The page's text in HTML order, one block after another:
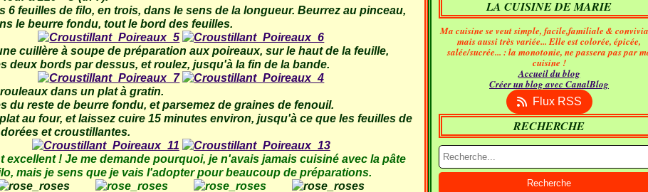
6 feuilles de filo, en trois, dans le sens de la longueur. Beurrez au pinceau,
le beurre fondu, tout le bord des feuilles.
cuillère à soupe de préparation aux poireaux, sur le haut de la feuille,
deux bords par dessus, et roulez, jusqu'à la fin de la bande.
dans un plat à gratin.
du reste de beurre fondu, et parsemez de graines de fenouil.
au four, et laissez cuire 15 minutes environ, jusqu'à ce que les feuilles de
et croustillantes.
excellent ! Je me demande pourquoi, je n'avais jamais cuisiné avec la pâte
mais je sens que je vais l'adopter pour beaucoup de préparations.
LA CUISINE DE MARIE
Ma cuisine se veut simple, facile,familiale &
mais aussi très variée... Elle est colorée, épicée,
salée/sucrée... : la monotonie, ne passera pas par
cuisine !
Accueil du blog
Créer un blog avec CanalBlog
Flux RSS
RECHERCHE